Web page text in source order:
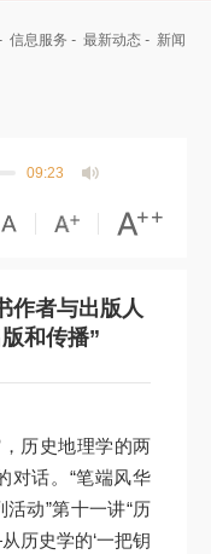
信息服务 - 最新动态 - 新闻
09:23
作者与出版人
和传播”
历史地理学的两
对话。“笔端风华
动”第十一讲“历
历史学的‘一把钥